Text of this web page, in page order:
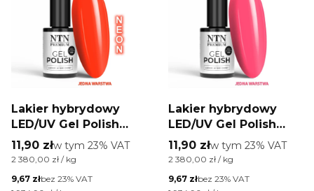
Lakier hybrydowy
LED/UV Gel Polish
Oranges Nr 572
Limited Edition NTN
HEMA Free 5g
Cena brutto
11,90 złw tym %s VAT
w tym 23% VAT
Cena jednostkowa brutto
2 380,00 zł / kg
Cena netto
9,67 złbez 23% VAT
Lakier hybrydowy
LED/UV Gel Polish
NTN Premium Design
Your Style Collection
Free 5g
Cena brutto
11,90 złw tym %s VAT
w tym 23% VAT
Cena jednostkowa brutto
2 380,00 zł / kg
Cena netto
9,67 złbez 23% VAT